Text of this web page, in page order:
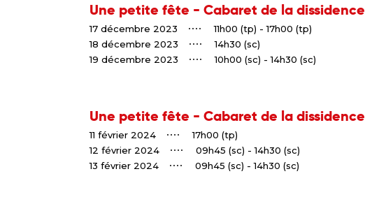
Une petite fête - Cabaret de la dissidence
17 décembre 2023
11h00 (tp) - 17h00 (tp)
18 décembre 2023
14h30 (sc)
19 décembre 2023
10h00 (sc) - 14h30 (sc)
Une petite fête - Cabaret de la dissidence
11 février 2024
17h00 (tp)
12 février 2024
09h45 (sc) - 14h30 (sc)
13 février 2024
09h45 (sc) - 14h30 (sc)